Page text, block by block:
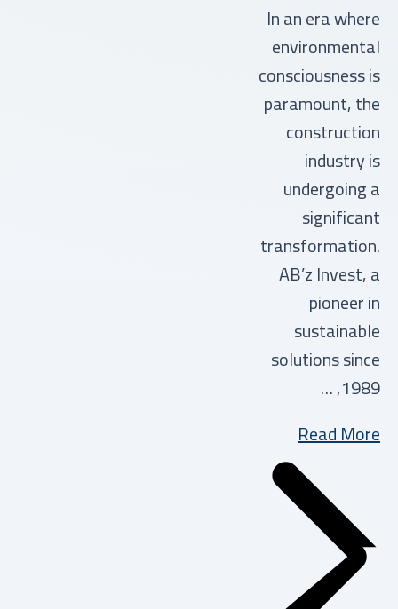
In an era where
environmental
consciousness is
paramount, the
construction
industry is
undergoing a
significant
transformation.
AB’z Invest, a
pioneer in
sustainable
solutions since
1989, …
Read More